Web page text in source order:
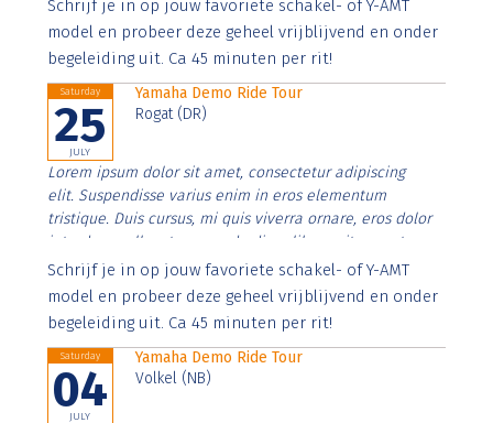
imperdiet. Nunc ut sem vitae risus tristique posuere.
Schrijf je in op jouw favoriete schakel- of Y-AMT
model en probeer deze geheel vrijblijvend en onder
begeleiding uit. Ca 45 minuten per rit!
Saturday
25
JULY
Yamaha Demo Ride Tour
Rogat (DR)
Lorem ipsum dolor sit amet, consectetur adipiscing
elit. Suspendisse varius enim in eros elementum
tristique. Duis cursus, mi quis viverra ornare, eros dolor
interdum nulla, ut commodo diam libero vitae erat.
Aenean faucibus nibh et justo cursus id rutrum lorem
imperdiet. Nunc ut sem vitae risus tristique posuere.
Schrijf je in op jouw favoriete schakel- of Y-AMT
model en probeer deze geheel vrijblijvend en onder
begeleiding uit. Ca 45 minuten per rit!
Saturday
04
JULY
Yamaha Demo Ride Tour
Volkel (NB)